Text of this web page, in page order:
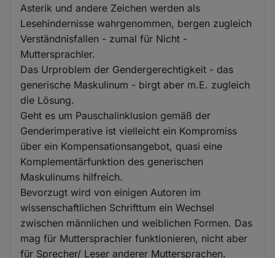
Asterik und andere Zeichen werden als
Lesehindernisse wahrgenommen, bergen zugleich
Verständnisfallen - zumal für Nicht -
Muttersprachler.
Das Urproblem der Gendergerechtigkeit - das
generische Maskulinum - birgt aber m.E. zugleich
die Lösung.
Geht es um Pauschalinklusion gemäß der
Genderimperative ist vielleicht ein Kompromiss
über ein Kompensationsangebot, quasi eine
Komplementärfunktion des generischen
Maskulinums hilfreich.
Bevorzugt wird von einigen Autoren im
wissenschaftlichen Schrifttum ein Wechsel
zwischen männlichen und weiblichen Formen. Das
mag für Muttersprachler funktionieren, nicht aber
für Sprecher/ Leser anderer Muttersprachen.